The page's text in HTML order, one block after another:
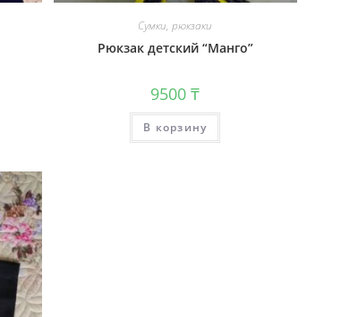
Сумки, рюкзаки
Рюкзак детский “Манго”
9500₸
В корзину